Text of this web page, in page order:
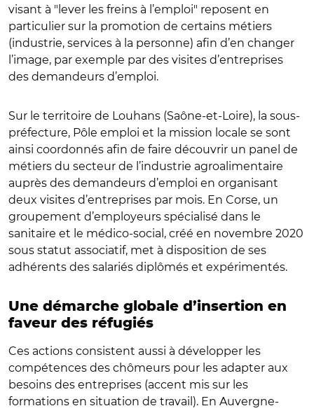
visant à "lever les freins à l’emploi" reposent en
particulier sur la promotion de certains métiers
(industrie, services à la personne) afin d’en changer
l’image, par exemple par des visites d’entreprises
des demandeurs d’emploi.
Sur le territoire de Louhans (Saône-et-Loire), la sous-
préfecture, Pôle emploi et la mission locale se sont
ainsi coordonnés afin de faire découvrir un panel de
métiers du secteur de l’industrie agroalimentaire
auprès des demandeurs d’emploi en organisant
deux visites d’entreprises par mois. En Corse, un
groupement d’employeurs spécialisé dans le
sanitaire et le médico-social, créé en novembre 2020
sous statut associatif, met à disposition de ses
adhérents des salariés diplômés et expérimentés.
Une démarche globale d’insertion en
faveur des réfugiés
Ces actions consistent aussi à développer les
compétences des chômeurs pour les adapter aux
besoins des entreprises (accent mis sur les
formations en situation de travail). En Auvergne-